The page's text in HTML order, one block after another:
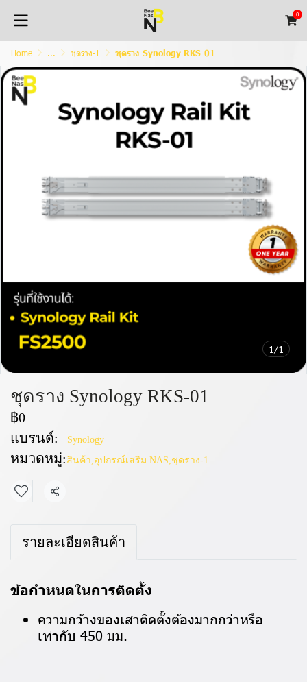
0
Home ... ชุดราง-1 ชุดราง Synology RKS-01
1/1
ชุดราง Synology RKS-01
฿0
แบรนด์:
Synology
หมวดหมู่: สินค้า,อุปกรณ์เสริม NAS,ชุดราง-1
แชร์
รายละเอียดสินค้า
ข้อกำหนดในการติดตั้ง
ความกว้างของเสาติดตั้งต้องมากกว่าหรือ
เท่ากับ 450 มม.